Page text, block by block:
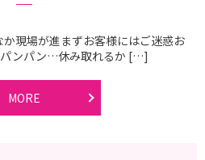
現場が進まずお客様にはご迷惑お
パンパン…休み取れるか […]
MORE